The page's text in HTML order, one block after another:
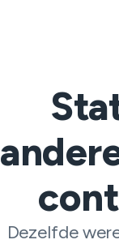
Dezelfde